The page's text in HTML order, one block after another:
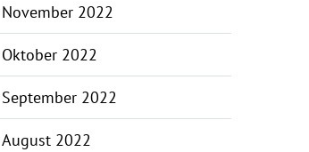
November 2022
Oktober 2022
September 2022
August 2022